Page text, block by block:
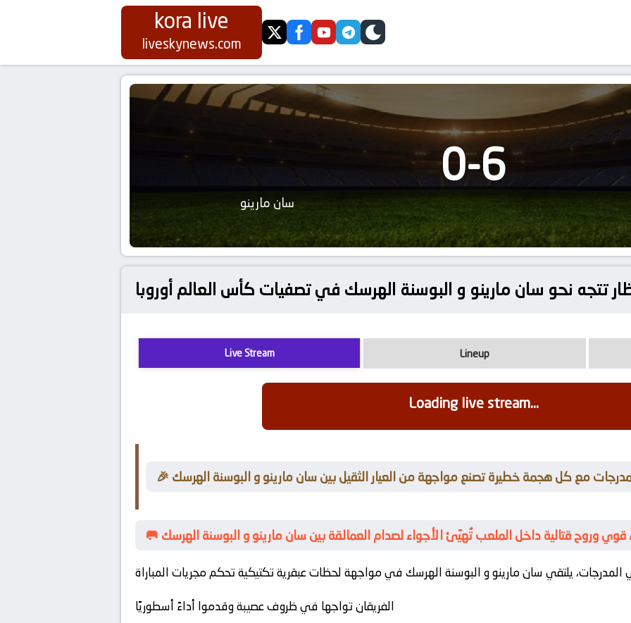
kora live
liveskynews.com twitterfacebookyoutubetelegram
skin
سان مارينو
0-6
تتجه نحو سان مارينو و البوسنة الهرسك في تصفيات كأس العالم أوروبا
Live Stream Lineup
Loading live stream...
مع كل هجمة خطيرة تصنع مواجهة من العيار الثقيل بين سان مارينو و البوسنة الهرسك
قوي وروح قتالية داخل الملعب تُهيّئ الأجواء لصدام العمالقة بين سان مارينو و البوسنة الهرسك
يلتقيسان مارينووالبوسنة الهرسك
الفريقان تواجها في ظروف عصيبة وقدموا أداءً أسطوريًا